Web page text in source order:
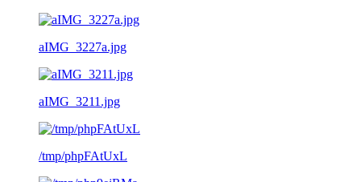
aIMG_3227a.jpg
aIMG_3211.jpg
/tmp/phpFAtUxL